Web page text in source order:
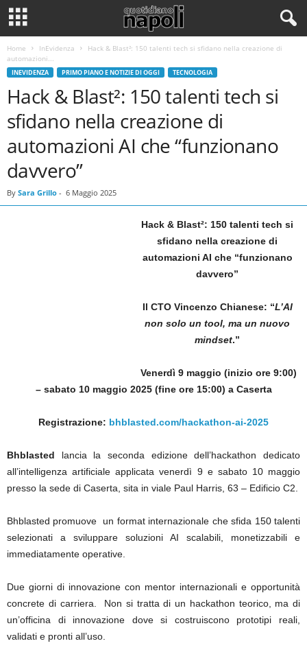
Home InEvidenza
Hack & Blast²: 150 talenti tech si sfidano nella creazione di
automazioni...
INEVIDENZA PRIMO PIANO E NOTIZIE DI OGGI TECNOLOGIA
Hack & Blast²: 150 talenti tech si
sfidano nella creazione di
automazioni AI che “funzionano
davvero”
By Sara Grillo - 6 Maggio 2025
Hack & Blast²: 150 talenti tech si
sfidano nella creazione di
automazioni AI che “funzionano
davvero”
Il CTO Vincenzo Chianese: “L’AI
non solo un tool, ma un nuovo
mindset.”
Venerdì 9 maggio (inizio ore 9:00)
– sabato 10 maggio 2025 (fine ore 15:00) a Caserta
Registrazione: bhblasted.com/hackathon-ai-2025
Bhblasted lancia la seconda edizione dell’hackathon dedicato
all’intelligenza artificiale applicata venerdì 9 e sabato 10 maggio
presso la sede di Caserta, sita in viale Paul Harris, 63 – Edificio C2.
Bhblasted promuove un format internazionale che sfida 150 talenti
selezionati a sviluppare soluzioni AI scalabili, monetizzabili e
immediatamente operative.
Due giorni di innovazione con mentor internazionali e opportunità
concrete di carriera. Non si tratta di un hackathon teorico, ma di
un’officina di innovazione dove si costruiscono prototipi reali,
validati e pronti all’uso.